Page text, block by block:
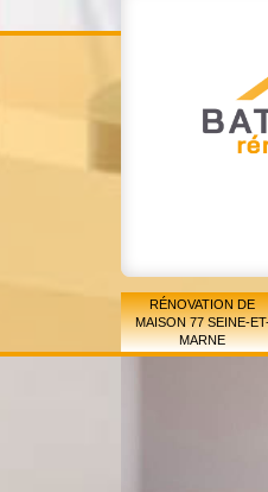
RÉNOVATION DE
MAISON 77 SEINE-
MARNE